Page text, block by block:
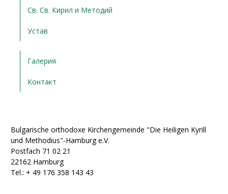
Св. Св. Кирил и Методий
Устав
Галерия
Контакт
Bulgarische orthodoxe Kirchengemeinde "Die Heiligen Kyrill
und Methodius"-Hamburg e.V.
Postfach 71 02 21
22162 Hamburg
Tel.: + ‭49 176 358 143 43‬